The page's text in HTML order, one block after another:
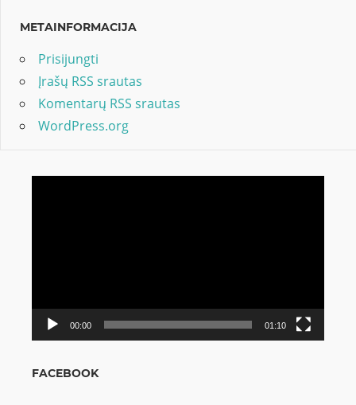
METAINFORMACIJA
Prisijungti
Įrašų RSS srautas
Komentarų RSS srautas
WordPress.org
00:00 01:10
FACEBOOK